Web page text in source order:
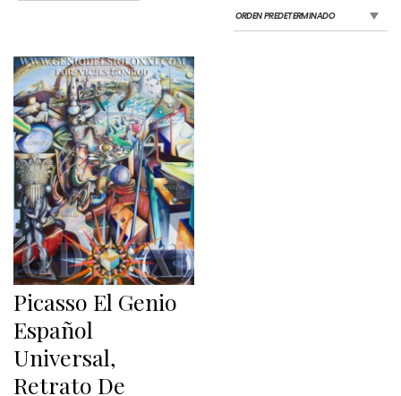
Picasso El Genio
Español
Universal,
Retrato De